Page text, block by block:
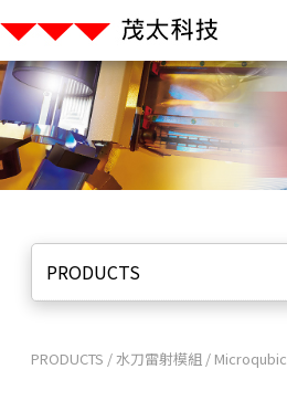
PRODUCTS
PRODUCTS / 水刀雷射模組 / Microqubic